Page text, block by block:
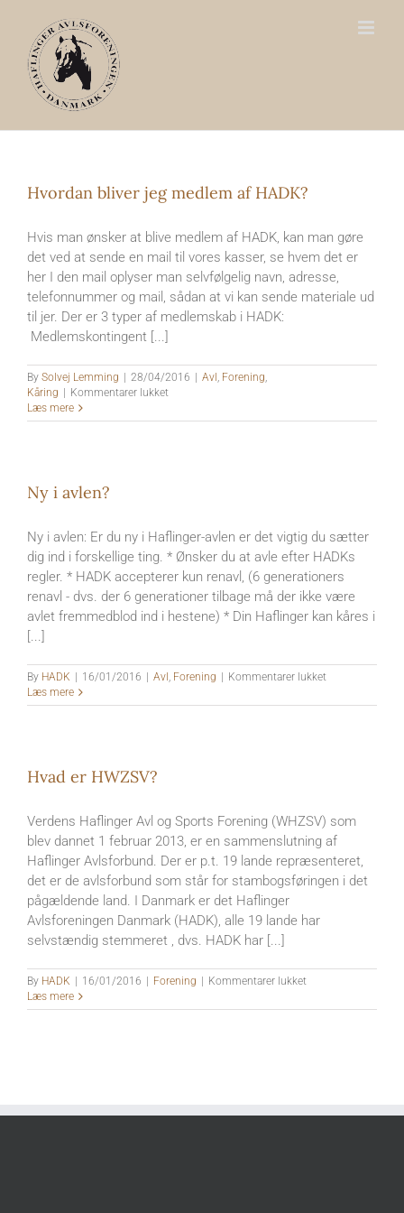
content
Hvordan bliver jeg medlem af HADK?
Hvis man ønsker at blive medlem af HADK, kan man gøre
det ved at sende en mail til vores kasser, se hvem det er
her I den mail oplyser man selvfølgelig navn, adresse,
telefonnummer og mail, sådan at vi kan sende materiale ud
til jer. Der er 3 typer af medlemskab i HADK:
Medlemskontingent [...]
By Solvej Lemming 28/04/2016 Avl , Forening,
Kåring
Kommentarer lukkettil
bliver
Læs mere
Ny i avlen?
Ny i avlen: Er du ny i Haflinger-avlen er det vigtig du sætter
dig ind i forskellige ting. * Ønsker du at avle efter HADKs
regler. * HADK accepterer kun renavl, (6 generationers
renavl - dvs. der 6 generationer tilbage må der ikke være
avlet fremmedblod ind i hestene) * Din Haflinger kan kåres i
[...]
By HADK 16/01/2016 Avl , Forening Kommentarer lukkettil
i
Læs mere
Hvad er HWZSV?
Verdens Haflinger Avl og Sports Forening (WHZSV) som
blev dannet 1 februar 2013, er en sammenslutning af
Haflinger Avlsforbund. Der er p.t. 19 lande repræsenteret,
det er de avlsforbund som står for stambogsføringen i det
pågældende land. I Danmark er det Haflinger
Avlsforeningen Danmark (HADK), alle 19 lande har
selvstændig stemmeret , dvs. HADK har [...]
By HADK 16/01/2016 Forening Kommentarer lukkettil
er
Læs mere